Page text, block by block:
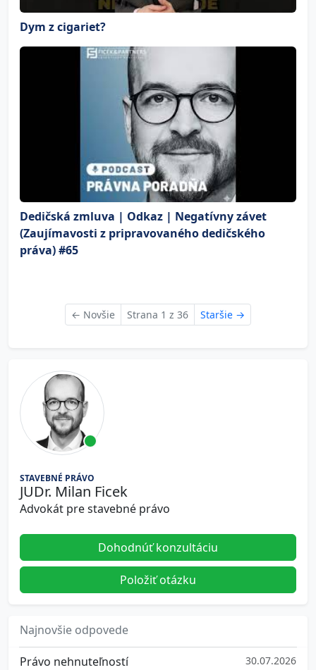
Dym z cigariet?
Dedičská zmluva | Odkaz | Negatívny závet
(Zaujímavosti z pripravovaného dedičského
práva) #65
← Novšie Strana 1 z 36 Staršie →
STAVEBNÉ PRÁVO
JUDr. Milan Ficek
Advokát pre stavebné právo
Dohodnúť konzultáciu
Položiť otázku
Najnovšie odpovede
Právo nehnuteľností 30.07.2026